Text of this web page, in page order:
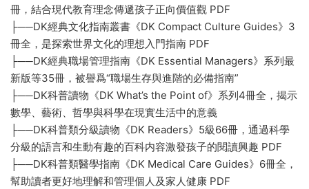
冊，結合現代教育理念傳遞孩子正向價值觀 PDF
├──DK經典文化指南叢書《DK Compact Culture Guides》3
冊全，是探索世界文化的理想入門指南 PDF
├──DK經典職場管理指南《DK Essential Managers》系列最
新版等35冊，被譽爲“職場生存與進階的必備指南”
├──DK科普讀物《DK What’s the Point of》系列4冊全，揭示
數學、藝術、哲學與科學在現實生活中的意義
├──DK科普類分級讀物《DK Readers》5級66冊，通過科學
分級的語言和生動有趣的百科内容激發孩子的閱讀興趣 PDF
├──DK科普類醫學指南《DK Medical Care Guides》6冊全，
幫助讀者更好地理解和管理個人及家人健康 PDF